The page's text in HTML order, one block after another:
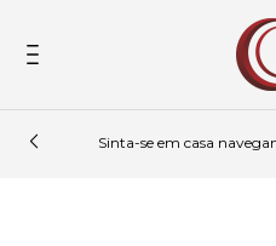
Sinta-se em casa